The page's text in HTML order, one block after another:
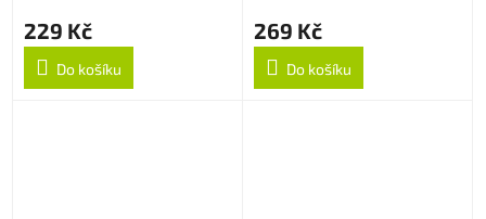
229 Kč
Do košíku
269 Kč
Do košíku